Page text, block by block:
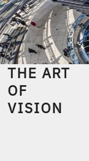
Skip
to
content
THE ART
OF
VISION